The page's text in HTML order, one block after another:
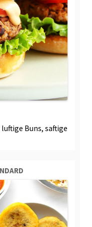
Buns, saftige